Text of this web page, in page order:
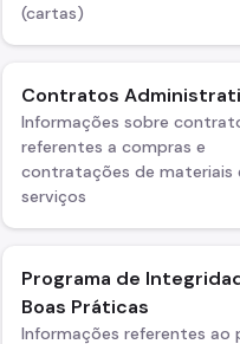
(cartas)
Contratos
Informações sobre
referentes a compras e
contratações de materiais
serviços
Programa de
Boas Práticas
Informações referentes ao